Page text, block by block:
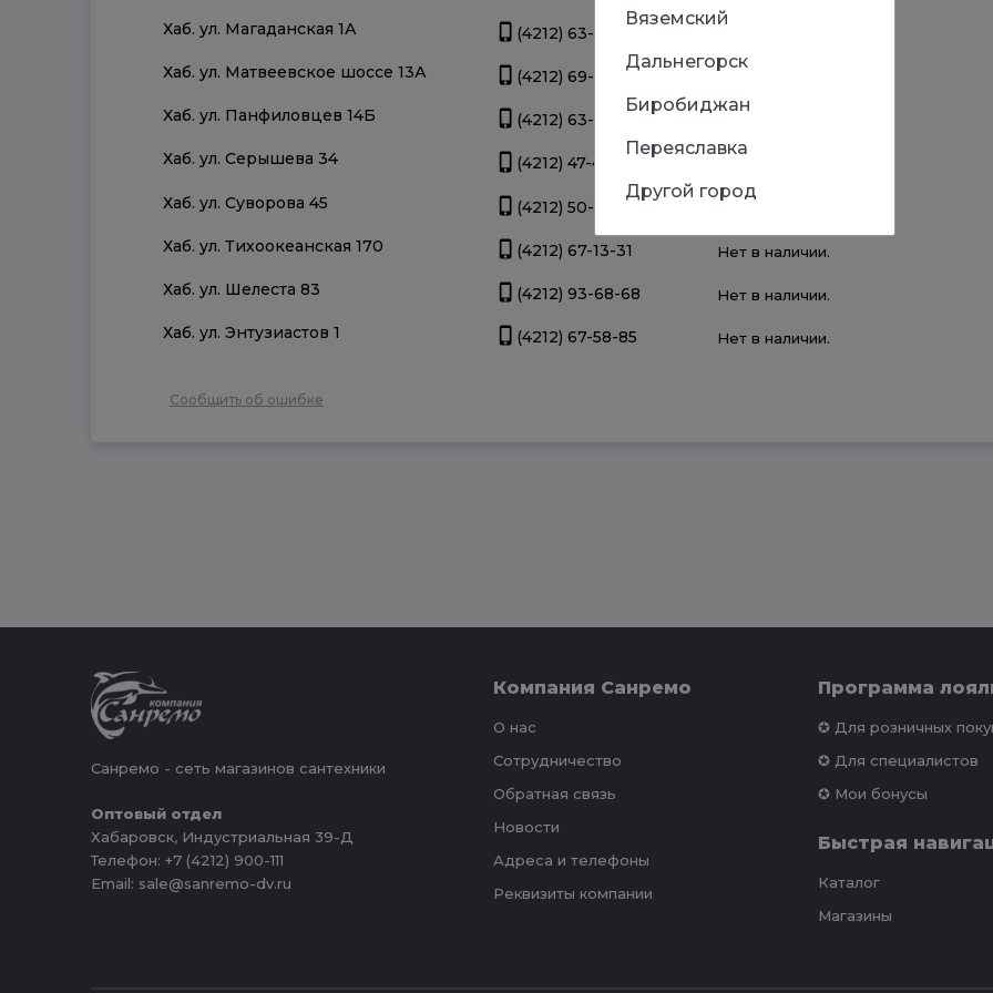
Хаб. ул. Магаданская 1А (4212) 63-39-83
Хаб. ул. Матвеевское шоссе 13А (4212) 69-93-93
Хаб. ул. Панфиловцев 14Б (4212) 63-22-47
Хаб. ул. Серышева 34 (4212) 47-44-66
Хаб. ул. Суворова 45 (4212) 50-67-37
Хаб. ул. Тихоокеанская 170 (4212) 67-13-31 Нет в наличии.
Хаб. ул. Шелеста 83 (4212) 93-68-68 Нет в наличии.
Хаб. ул. Энтузиастов 1 (4212) 67-58-85 Нет в наличии.
Сообщить об ошибке
Санремо - сеть магазинов сантехники
Оптовый отдел
Хабаровск, Индустриальная 39-Д
Телефон: +7 (4212) 900-111
Email: sale@sanremo-dv.ru
Компания Санремо
О нас
Сотрудничество
Обратная связь
Новости
Адреса и телефоны
Реквизиты компании
Программа
✪ Для розничных
✪ Для специалистов
✪ Мои бонусы
Быстрая
Каталог
Магазины
Вяземский
Дальнегорск
Биробиджан
Переяславка
Другой город